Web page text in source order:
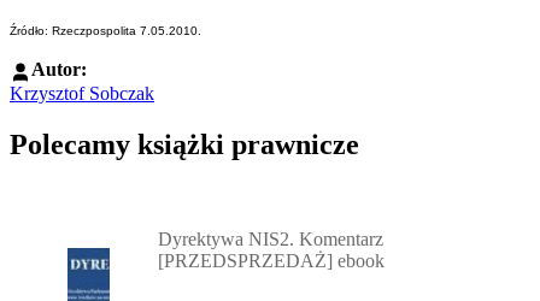
Źródło: Rzeczpospolita 7.05.2010.
Autor:
Krzysztof Sobczak
Polecamy książki prawnicze
Dyrektywa NIS2. Komentarz
[PRZEDSPRZEDAŻ] ebook